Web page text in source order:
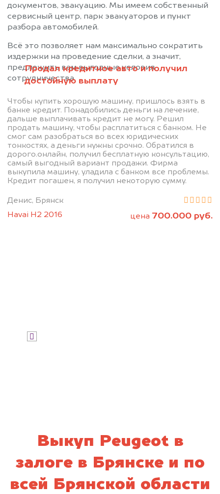
Продал кредитное авто и получил
достойную выплату
Чтобы купить хорошую машину, пришлось взять в
банке кредит. Понадобились деньги на лечение,
дальше выплачивать кредит не могу. Решил
продать машину, чтобы расплатиться с банком. Не
смог сам разобраться во всех юридических
тонкостях, а деньги нужны срочно. Обратился в
дорого.онлайн, получил бесплатную консультацию,
самый выгодный вариант продажи. Фирма
выкупила машину, уладила с банком все проблемы.
Кредит погашен, я получил некоторую сумму.
Денис, Брянск
Havai H2 2016
цена 700.000 руб.
документов, эвакуацию. Мы имеем собственный
сервисный центр, парк эвакуаторов и пункт
разбора автомобилей.
Всё это позволяет нам максимально сократить
издержки на проведение сделки, а значит,
предложить вам выгодные условия
сотрудничества.
Позвоните нам: +7
(483) 232-00-41
рассчитаем стоимость вашего
автомобиля.
Выкуп Peugeot в
залоге в Брянске и по
всей Брянской области